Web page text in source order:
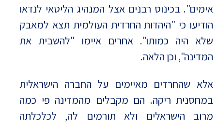
אימים". בכינוס רבנים אצל המנהיג הליטאי לנדאו
הודיעו כי "היהדות החרדית העולמית תצא למאבק
שלא היה כמותו". אחרים איימו "להשבית את
המדינה", וכן הלאה.
אלא שהחרדים מאיימים על החברה הישראלית
במחסנית ריקה. הם מקבלים מהמדינה פי כמה
מרוב הישראלים ולא תורמים לה, לכלכלתה